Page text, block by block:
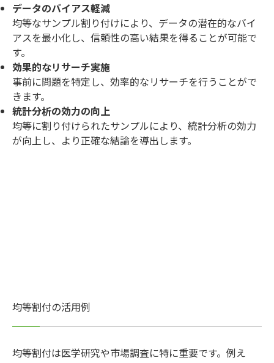
データのバイアス軽減
均等なサンプル割り付けにより、データの潜在的なバイ
アスを最小化し、信頼性の高い結果を得ることが可能で
す。
効果的なリサーチ実施
事前に問題を特定し、効率的なリサーチを行うことがで
きます。
統計分析の効力の向上
均等に割り付けられたサンプルにより、統計分析の効力
が向上し、より正確な結論を導出します。
均等割付の活用例
均等割付は医学研究や市場調査に特に重要です。例え